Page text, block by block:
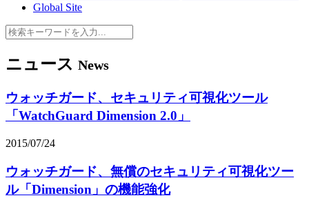
Global Site
ニュース News
ウォッチガード、セキュリティ可視化ツール
「WatchGuard Dimension 2.0」
2015/07/24
ウォッチガード、無償のセキュリティ可視化ツー
ル「Dimension」の機能強化